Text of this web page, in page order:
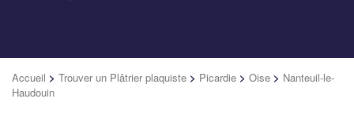
Accueil > Trouver un Plâtrier plaquiste > Picardie > Oise > Nanteuil-le-
Haudouin